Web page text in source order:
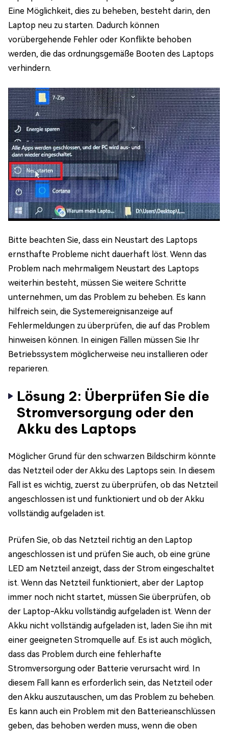
Eine Möglichkeit, dies zu beheben, besteht darin, den
Laptop neu zu starten. Dadurch können
vorübergehende Fehler oder Konflikte behoben
werden, die das ordnungsgemäße Booten des Laptops
verhindern.
Bitte beachten Sie, dass ein Neustart des Laptops
ernsthafte Probleme nicht dauerhaft löst. Wenn das
Problem nach mehrmaligem Neustart des Laptops
weiterhin besteht, müssen Sie weitere Schritte
unternehmen, um das Problem zu beheben. Es kann
hilfreich sein, die Systemereignisanzeige auf
Fehlermeldungen zu überprüfen, die auf das Problem
hinweisen können. In einigen Fällen müssen Sie Ihr
Betriebssystem möglicherweise neu installieren oder
reparieren.
Lösung 2: Überprüfen Sie die
Stromversorgung oder den
Akku des Laptops
Möglicher Grund für den schwarzen Bildschirm könnte
das Netzteil oder der Akku des Laptops sein. In diesem
Fall ist es wichtig, zuerst zu überprüfen, ob das Netzteil
angeschlossen ist und funktioniert und ob der Akku
vollständig aufgeladen ist.
Prüfen Sie, ob das Netzteil richtig an den Laptop
angeschlossen ist und prüfen Sie auch, ob eine grüne
LED am Netzteil anzeigt, dass der Strom eingeschaltet
ist. Wenn das Netzteil funktioniert, aber der Laptop
immer noch nicht startet, müssen Sie überprüfen, ob
der Laptop-Akku vollständig aufgeladen ist. Wenn der
Akku nicht vollständig aufgeladen ist, laden Sie ihn mit
einer geeigneten Stromquelle auf. Es ist auch möglich,
dass das Problem durch eine fehlerhafte
Stromversorgung oder Batterie verursacht wird. In
diesem Fall kann es erforderlich sein, das Netzteil oder
den Akku auszutauschen, um das Problem zu beheben.
Es kann auch ein Problem mit den Batterieanschlüssen
geben, das behoben werden muss, wenn die oben